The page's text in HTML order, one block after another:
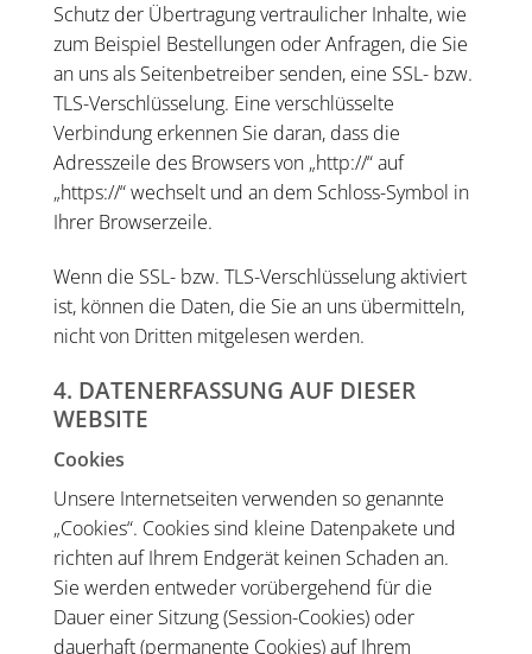
Schutz der Übertragung vertraulicher Inhalte, wie
zum Beispiel Bestellungen oder Anfragen, die Sie
an uns als Seitenbetreiber senden, eine SSL- bzw.
TLS-Verschlüsselung. Eine verschlüsselte
Verbindung erkennen Sie daran, dass die
Adresszeile des Browsers von „http://“ auf
„https://“ wechselt und an dem Schloss-Symbol in
Ihrer Browserzeile.
Wenn die SSL- bzw. TLS-Verschlüsselung aktiviert
ist, können die Daten, die Sie an uns übermitteln,
nicht von Dritten mitgelesen werden.
4. DATENERFASSUNG AUF DIESER
WEBSITE
Cookies
Unsere Internetseiten verwenden so genannte
„Cookies“. Cookies sind kleine Datenpakete und
richten auf Ihrem Endgerät keinen Schaden an.
Sie werden entweder vorübergehend für die
Dauer einer Sitzung (Session-Cookies) oder
dauerhaft (permanente Cookies) auf Ihrem